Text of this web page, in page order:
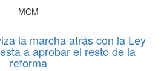
MCM
la marcha atrás con la Ley
a aprobar el resto de la
reforma